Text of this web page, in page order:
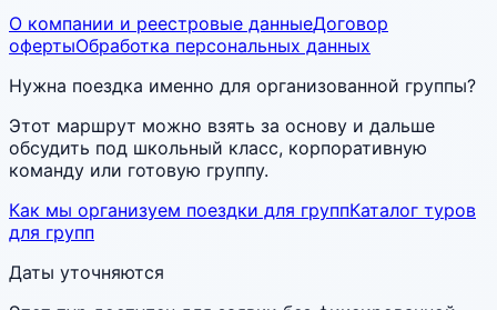
О компании и реестровые данныеДоговор
офертыОбработка персональных данных
Нужна поездка именно для организованной группы?
Этот маршрут можно взять за основу и дальше
обсудить под школьный класс, корпоративную
команду или готовую группу.
Как мы организуем поездки для группКаталог туров
для групп
Даты уточняются